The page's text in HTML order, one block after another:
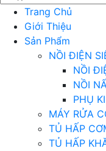
Trang Chủ
Giới Thiệu
Sản Phẩm
NỒI ĐIỆN
NỒI
NỒI
PHỤ
MÁY RỬA
TỦ HẤP
TỦ HẤP